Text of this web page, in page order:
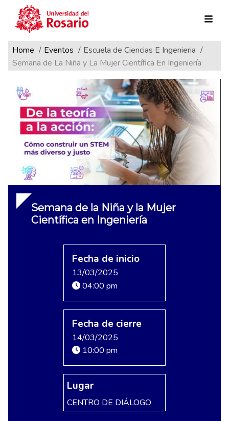
Pasar al contenido principal
Ruta de navegación
Home Eventos
Escuela de Ciencias E Ingenieria
Semana de La Niña y La Mujer Científica En Ingeniería
Semana de la Niña y la Mujer
Científica en Ingeniería
Fecha de inicio
13/03/2025
04:00 pm
Fecha de cierre
14/03/2025
10:00 pm
Lugar
CENTRO DE DIÁLOGO